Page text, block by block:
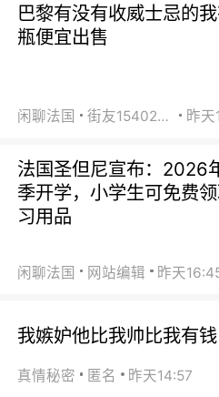
巴黎有没有收威士忌的
瓶便宜出售
闲聊法国 街友15402223 昨天
法国圣但尼宣布：2026
季开学，小学生可免费
习用品
闲聊法国 网站编辑 昨天
我嫉妒他比我帅比我有钱
真情秘密 匿名 昨天14:57